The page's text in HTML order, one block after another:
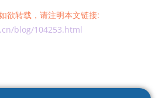
如欲转载，请注明本文链接:
blog/104253.html